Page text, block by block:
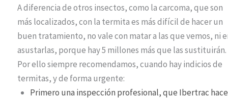
A diferencia de otros insectos, como la carcoma, que son
más localizados, con la termita es más difícil de hacer un
buen tratamiento, no vale con matar a las que vemos, ni
asustarlas, porque hay 5 millones más que las sustituirán.
Por ello siempre recomendamos, cuando hay indicios de
termitas, y de forma urgente:
Primero una inspección profesional, que Ibertrac